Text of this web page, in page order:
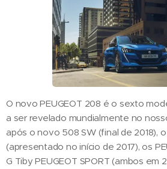
O novo PEUGEOT 208 é o sexto
a ser revelado mundialmente no
após o novo 508 SW (final de 2018),
(apresentado no início de 2017), os
G Tiby PEUGEOT SPORT (ambos em